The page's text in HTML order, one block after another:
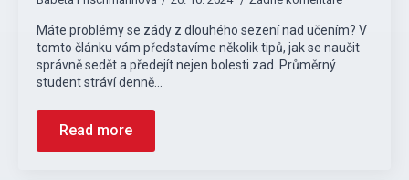
Máte problémy se zády z dlouhého sezení nad učením? V
tomto článku vám představíme několik tipů, jak se naučit
správně sedět a předejít nejen bolesti zad. Průměrný
student stráví denně…
Read more